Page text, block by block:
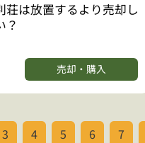
荘は放置するより売却し
？
売却・購入
3 4 5 6 7